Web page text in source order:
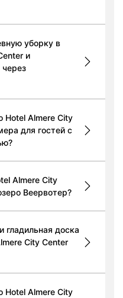
уборку в
и
Hotel Almere City
для гостей с
Almere City
Веервотер?
гладильная доска
City Center
Hotel Almere City